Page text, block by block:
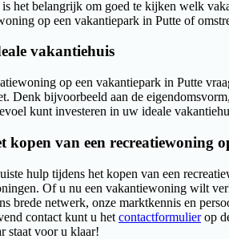
het belangrijk om goed te kijken welk
op een vakantiepark in Putte of
vakantiehuis
op een vakantiepark in Putte
Denk bijvoorbeeld aan de
kunt investeren in uw ideale
kopen van een recreatiewoning
hulp tijdens het kopen van een
Of u nu een vakantiewoning wilt
brede netwerk, onze marktkennis en
contact kunt u het contactformulierop
staat voor u klaar!